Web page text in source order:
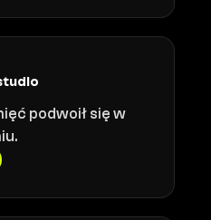
podwoił się w